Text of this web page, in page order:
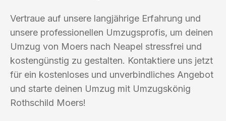
Vertraue auf unsere langjährige Erfahrung und
unsere professionellen Umzugsprofis, um deinen
Umzug von Moers nach Neapel stressfrei und
kostengünstig zu gestalten. Kontaktiere uns jetzt
für ein kostenloses und unverbindliches Angebot
und starte deinen Umzug mit Umzugskönig
Rothschild Moers!